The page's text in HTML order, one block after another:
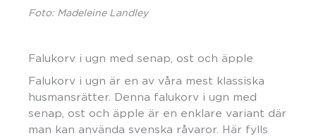
Foto: Madeleine Landley
Falukorv i ugn med senap, ost och äpple
Falukorv i ugn är en av våra mest klassiska
husmansrätter. Denna falukorv i ugn med
senap, ost och äpple är en enklare variant där
man kan använda svenska råvaror. Här fylls